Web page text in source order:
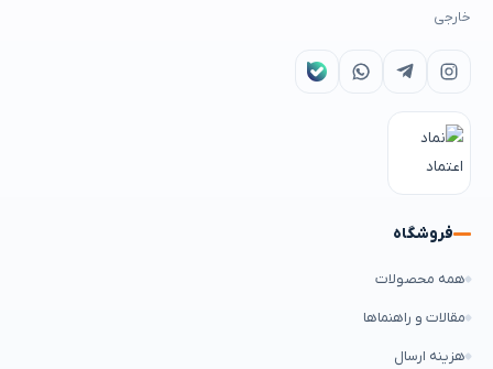
خارجی
فروشگاه
همه محصولات
مقالات و راهنماها
هزینه ارسال